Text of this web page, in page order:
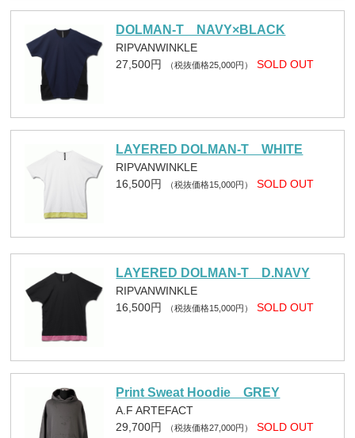
DOLMAN-T NAVY×BLACK
RIPVANWINKLE
27,500円
（税抜価格25,000円） SOLD OUT
LAYERED DOLMAN-T WHITE
RIPVANWINKLE
16,500円
（税抜価格15,000円） SOLD OUT
LAYERED DOLMAN-T D.NAVY
RIPVANWINKLE
16,500円
（税抜価格15,000円） SOLD OUT
Print Sweat Hoodie GREY
A.F ARTEFACT
29,700円
（税抜価格27,000円） SOLD OUT